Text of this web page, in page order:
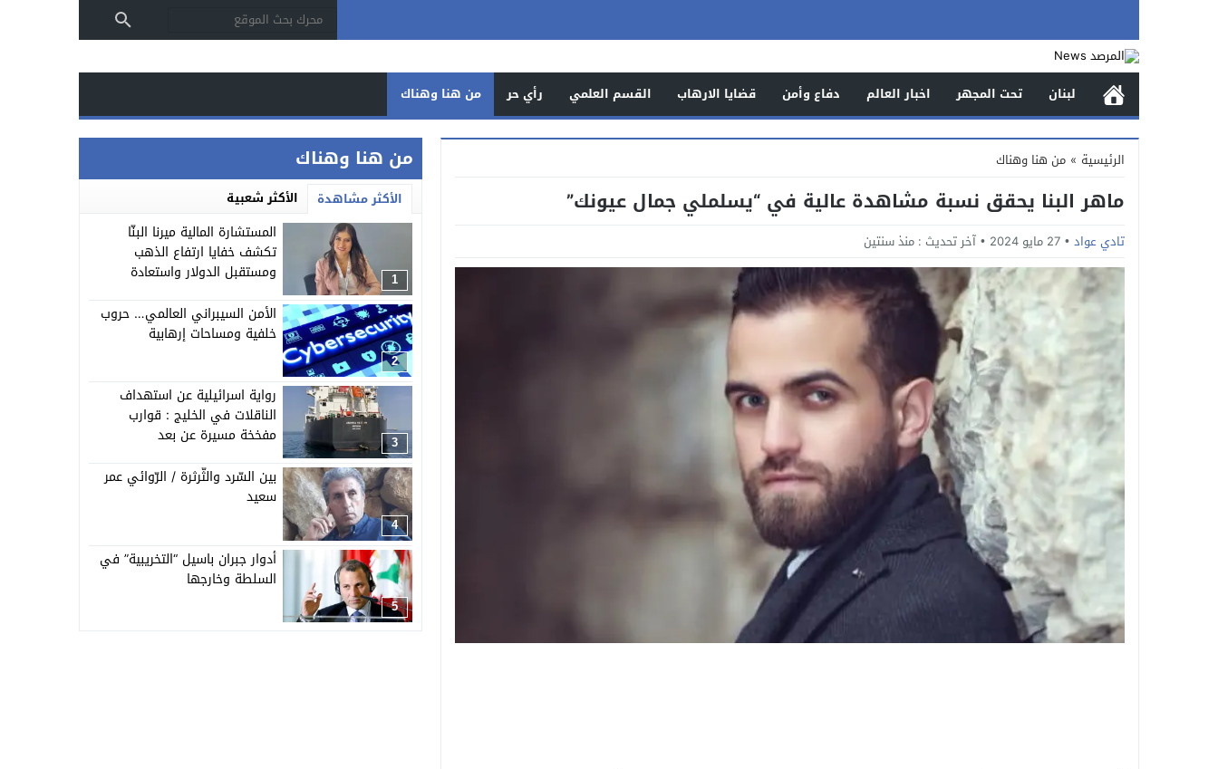
لبنان تحت المجهر اخبار العالم دفاع وأمن قضايا الارهاب القسم العلمي رأي حر من هنا وهناك
الرئيسية » من هنا وهناك
ماهر البنا يحقق نسبة مشاهدة عالية في “يسلملي جمال عيونك”
تادي عواد 27 مايو 2024 آخر تحديث : منذ سنتين
من هنا وهناك
الأكثر مشاهدة الأكثر شعبية
1
المستشارة المالية ميرنا البنّا
تكشف خفايا ارتفاع الذهب
ومستقبل الدولار واستعادة
2
الأمن السيبراني العالمي… حروب
خلفية ومساحات إرهابية
3
رواية اسرائيلية عن استهداف
الناقلات في الخليج : قوارب
مفخخة مسيرة عن بعد
4
بين السّرد والثّرثرة / الرّوائي عمر
سعيد
5
أدوار جبران باسيل “التخريبية” في
السلطة وخارجها